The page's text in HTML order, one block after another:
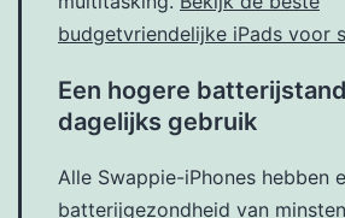
budgetvriendelijke iPads voor
Een hogere
dagelijks gebruik
Alle Swappie-iPhones hebben
batterijgezondheid van